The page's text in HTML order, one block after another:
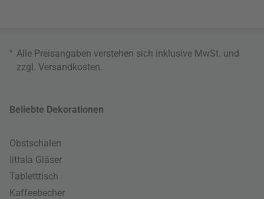
* Alle Preisangaben verstehen sich inklusive MwSt. und
zzgl. Versandkosten.
Beliebte Dekorationen
Obstschalen
Iittala Gläser
Tabletttisch
Kaffeebecher